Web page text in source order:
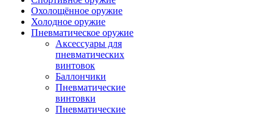
Охолощённое оружие
Холодное оружие
Пневматическое оружие
Аксессуары для
пневматических
винтовок
Баллончики
Пневматические
винтовки
Пневматические